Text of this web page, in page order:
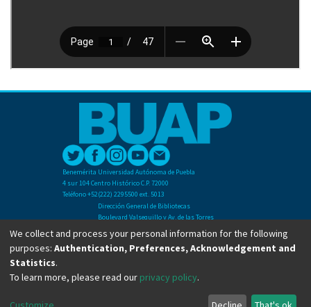
Benemérita Universidad Autónoma de Puebla
4 sur 104 Centro Histórico C.P. 72000
Teléfono +52(222) 2295500 ext. 5013
Dirección General de Bibliotecas
Boulevard Valsequillo y Av. de las Torres
Ciudad Universitaria. Col. San Manuel
C.P. 72570
Teléfono +52 (222) 2295500 Ext 2901
Copyright © Dirección General de Bibliotecas - BUAP 2024. All right reserved.
We collect and process your personal information for the following
purposes: Authentication, Preferences, Acknowledgement and
Statistics.
To learn more, please read our privacy policy.